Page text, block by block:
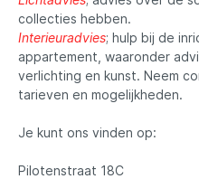
collecties hebben.
Interieuradvies; hulp bij de
appartement, waaronder
verlichting en kunst. Neem
tarieven en mogelijkheden.
Je kunt ons vinden op:
Pilotenstraat 18C